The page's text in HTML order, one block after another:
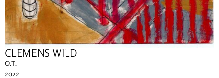
CLEMENS WILD
O.T.
2022